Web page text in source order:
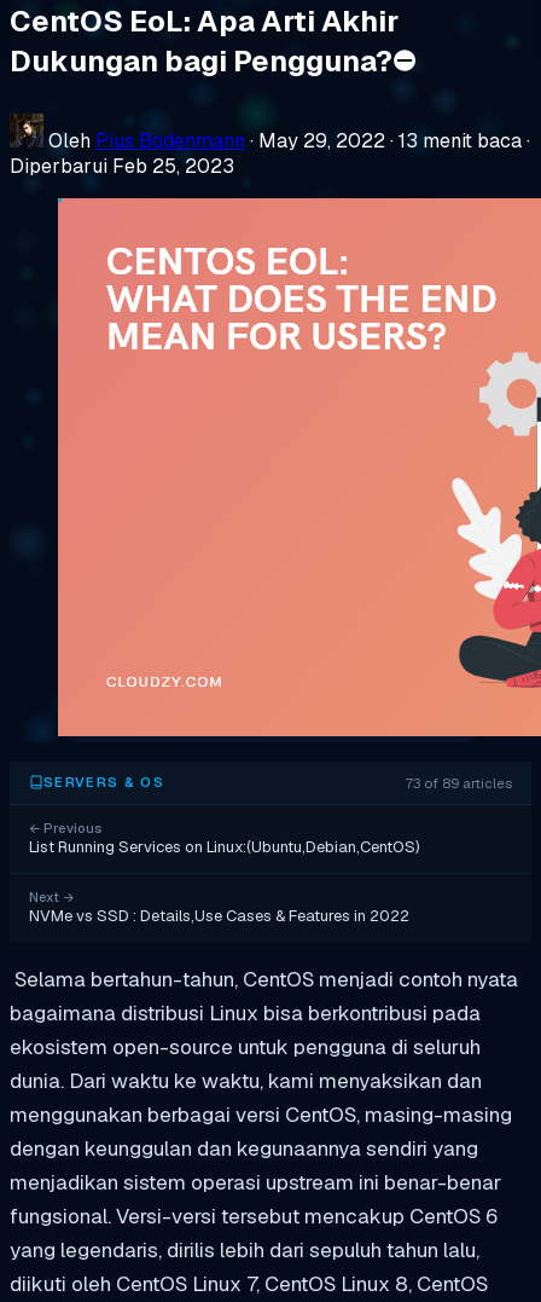
CentOS EoL: Apa Arti Akhir
Dukungan bagi Pengguna?⛔
Oleh Pius Bodenmann · May 29, 2022·13 menit baca·
Diperbarui Feb 25, 2023
SERVERS & OS 73 of 89 articles
← Previous
List Running Services on Linux:(Ubuntu,Debian,CentOS)
Next →
NVMe vs SSD : Details,Use Cases & Features in 2022
Selama bertahun-tahun, CentOS menjadi contoh nyata
bagaimana distribusi Linux bisa berkontribusi pada
ekosistem open-source untuk pengguna di seluruh
dunia. Dari waktu ke waktu, kami menyaksikan dan
menggunakan berbagai versi CentOS, masing-masing
dengan keunggulan dan kegunaannya sendiri yang
menjadikan sistem operasi upstream ini benar-benar
fungsional. Versi-versi tersebut mencakup CentOS 6
yang legendaris, dirilis lebih dari sepuluh tahun lalu,
diikuti oleh CentOS Linux 7, CentOS Linux 8, CentOS